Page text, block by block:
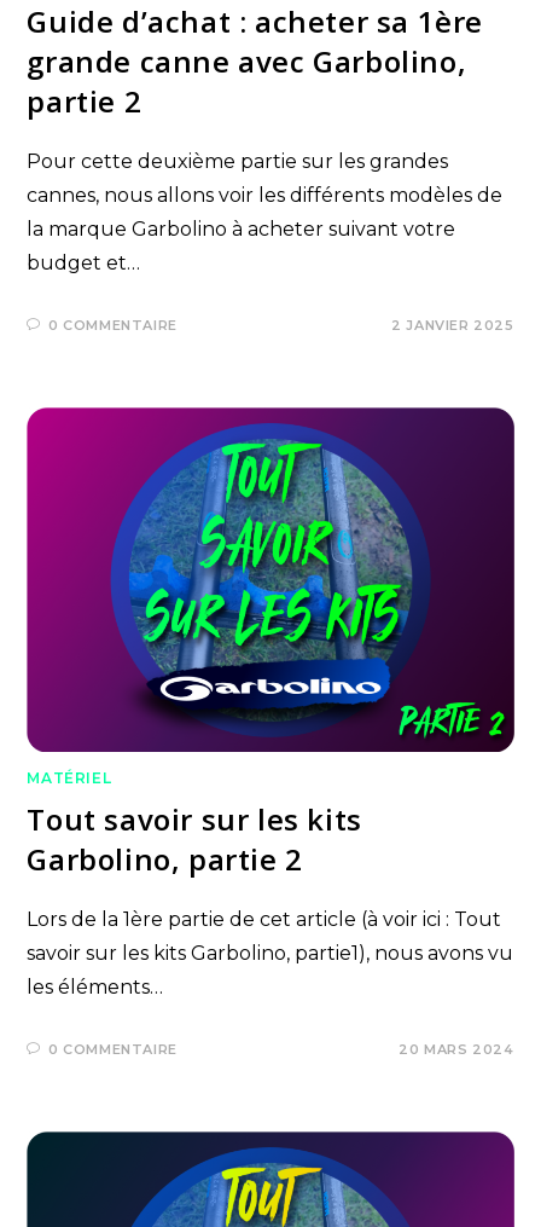
Guide d’achat : acheter sa 1ère
grande canne avec Garbolino,
partie 2
Pour cette deuxième partie sur les grandes
cannes, nous allons voir les différents modèles de
la marque Garbolino à acheter suivant votre
budget et…
0 COMMENTAIRE 2 JANVIER 2025
MATÉRIEL
Tout savoir sur les kits
Garbolino, partie 2
Lors de la 1ère partie de cet article (à voir ici : Tout
savoir sur les kits Garbolino, partie1), nous avons vu
les éléments…
0 COMMENTAIRE 20 MARS 2024